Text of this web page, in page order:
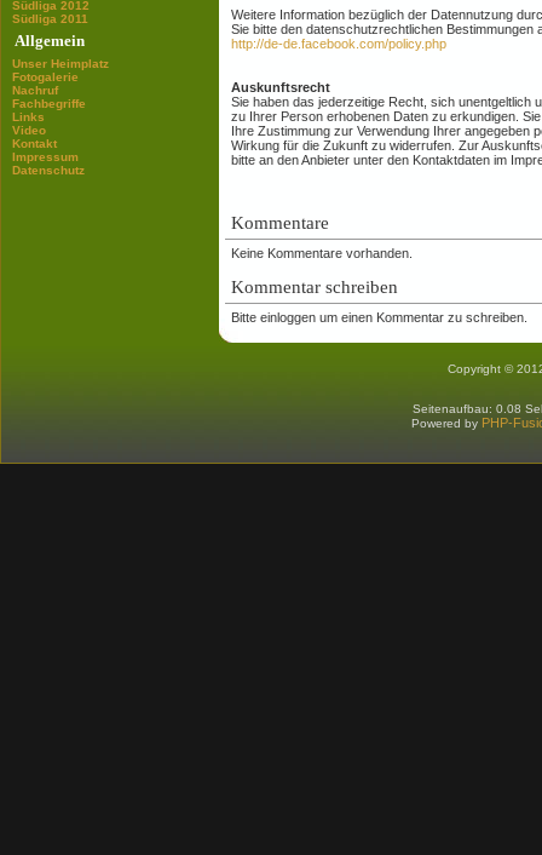
Südliga 2012
Südliga 2011
Allgemein
Unser Heimplatz
Fotogalerie
Nachruf
Fachbegriffe
Links
Video
Kontakt
Impressum
Datenschutz
Weitere Information bezüglich der Datennutzung
Sie bitte den datenschutzrechtlichen Bestimmungen
http://de-de.facebook.com/policy.php
Auskunftsrecht
Sie haben das jederzeitige Recht, sich unentgeltlich
zu Ihrer Person erhobenen Daten zu erkundigen.
Ihre Zustimmung zur Verwendung Ihrer angegeben
Wirkung für die Zukunft zu widerrufen. Zur
bitte an den Anbieter unter den Kontaktdaten im
Kommentare
Keine Kommentare vorhanden.
Kommentar schreiben
Bitte einloggen um einen Kommentar zu schreiben.
Copyright ©
Seitenaufbau: 0.08
Powered by PHP-